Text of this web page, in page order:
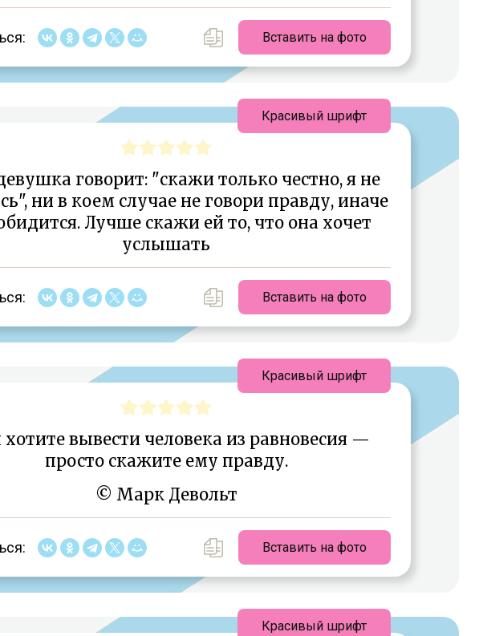
Вставить на фото
говорит: "скажи только честно, я не
ни в коем случае не говори правду, иначе
Лучше скажи ей то, что она хочет
услышать
Вставить на фото
Красивый шрифт
хотите вывести человека из равновесия —
просто скажите ему правду.
© Марк Девольт
Вставить на фото
Красивый шрифт
Красивый шрифт